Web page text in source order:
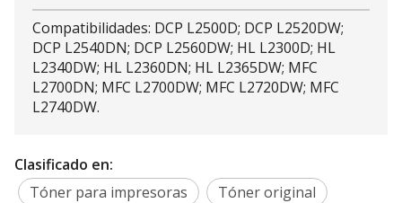
Compatibilidades: DCP L2500D; DCP L2520DW;
DCP L2540DN; DCP L2560DW; HL L2300D; HL
L2340DW; HL L2360DN; HL L2365DW; MFC
L2700DN; MFC L2700DW; MFC L2720DW; MFC
L2740DW.
Clasificado en:
Tóner para impresoras
Tóner original